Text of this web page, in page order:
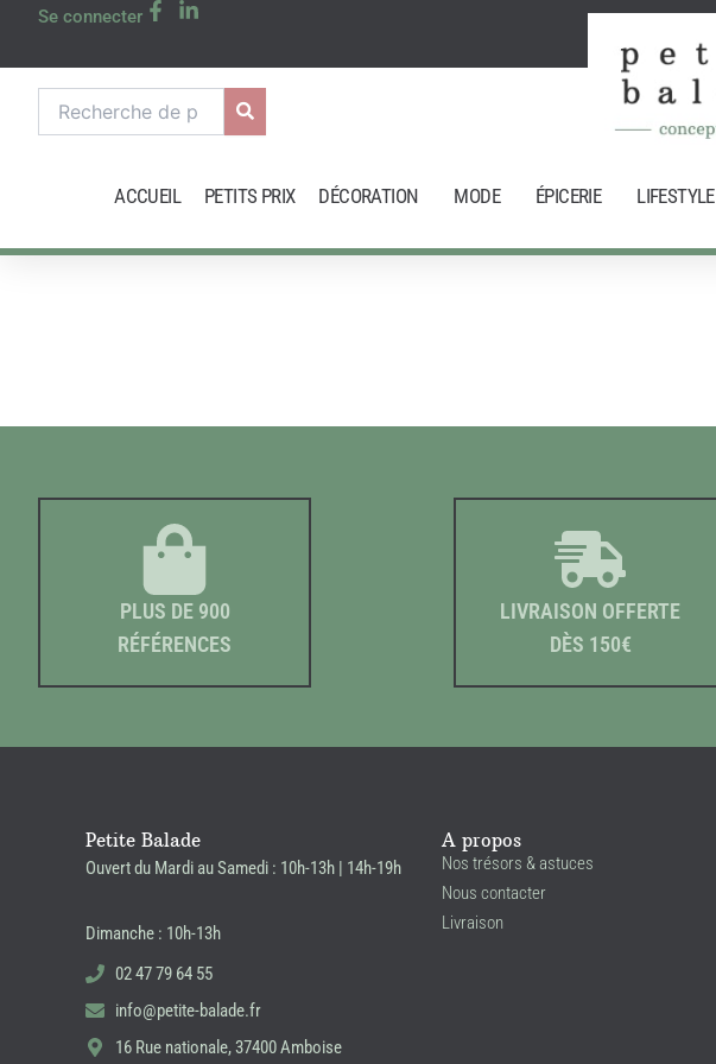
Se connecter
pour :
ACCUEIL PETITS PRIX DÉCORATION MODE ÉPICERIE LIFESTYLE
PLUS DE 900
RÉFÉRENCES
LIVRAISON OFFERTE
DÈS 150€
Petite Balade
Ouvert du Mardi au Samedi : 10h-13h | 14h-19h
Dimanche : 10h-13h
02 47 79 64 55
info@petite-balade.fr
16 Rue nationale, 37400 Amboise
A propos
Nos trésors & astuces
Nous contacter
Livraison